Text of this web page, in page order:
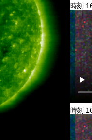
時刻
時刻